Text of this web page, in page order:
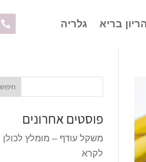
הריון בריא גלריה
פוסטים אחרונים
משקל עודף – מומלץ לכולן
לקרא